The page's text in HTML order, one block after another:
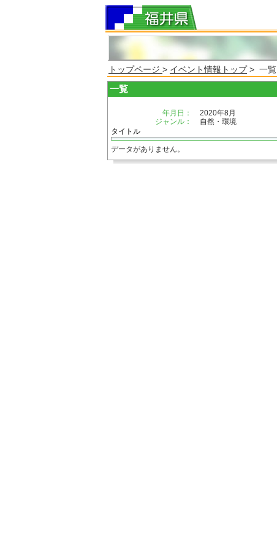
トップページ > イベント情報トップ> 一覧
一覧
年月日：
2020年8月
ジャンル：
自然・環境
タイトル
データがありません。